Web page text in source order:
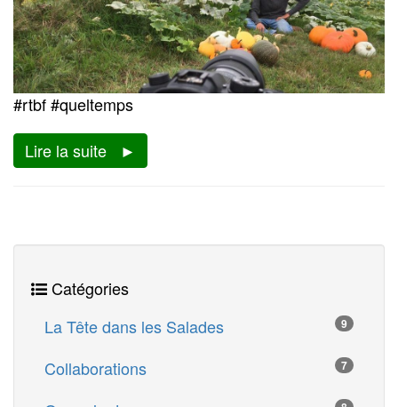
#rtbf #queltemps
Lire la suite
Catégories
9
La Tête dans les Salades
7
Collaborations